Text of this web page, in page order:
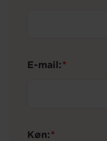
E-mail:
Køn: